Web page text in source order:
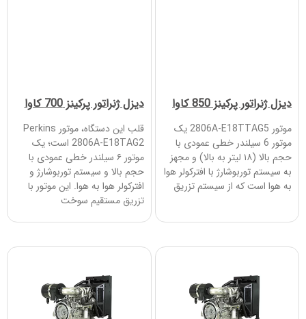
دیزل ژنراتور پرکینز 850 کاوا
موتور 2806A-E18TTAG5 یک
موتور 6 سیلندر خطی عمودی با
حجم بالا (۱۸ لیتر به بالا) و مجهز
به سیستم توربوشارژ با افترکولر هوا
به هوا است که از سیستم تزریق
دیزل ژنراتور پرکینز 700 کاوا
قلب این دستگاه، موتور Perkins
2806A-E18TAG2 است؛ یک
موتور ۶ سیلندر خطی عمودی با
حجم بالا و سیستم توربوشارژ و
افترکولر هوا به هوا. این موتور با
تزریق مستقیم سوخت